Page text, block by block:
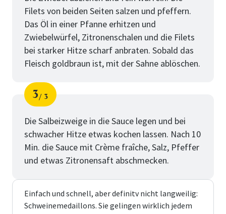
Filets von beiden Seiten salzen und pfeffern.
Das Öl in einer Pfanne erhitzen und
Zwiebelwürfel, Zitronenschalen und die Filets
bei starker Hitze scharf anbraten. Sobald das
Fleisch goldbraun ist, mit der Sahne ablöschen.
Schritt
3
von
3
Die Salbeizweige in die Sauce legen und bei
schwacher Hitze etwas kochen lassen. Nach 10
Min. die Sauce mit Crème fraîche, Salz, Pfeffer
und etwas Zitronensaft abschmecken.
Einfach und schnell, aber definitv nicht langweilig:
Schweinemedaillons. Sie gelingen wirklich jedem